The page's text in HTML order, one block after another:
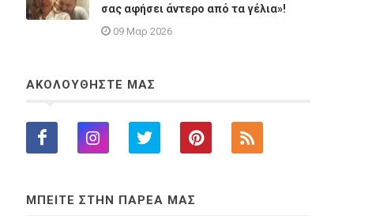
σας αφήσει άντερο από τα γέλια»!
09 Μαρ 2026
ΑΚΟΛΟΥΘΗΣΤΕ ΜΑΣ
ΜΠΕΙΤΕ ΣΤΗΝ ΠΑΡΕΑ ΜΑΣ